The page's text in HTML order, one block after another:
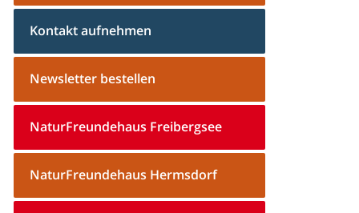
Kontakt aufnehmen
Newsletter bestellen
NaturFreundehaus Freibergsee
NaturFreundehaus Hermsdorf